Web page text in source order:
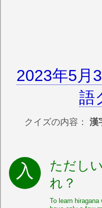
2023年5月
語
クイズの内容：
ただし
れ？
To learn